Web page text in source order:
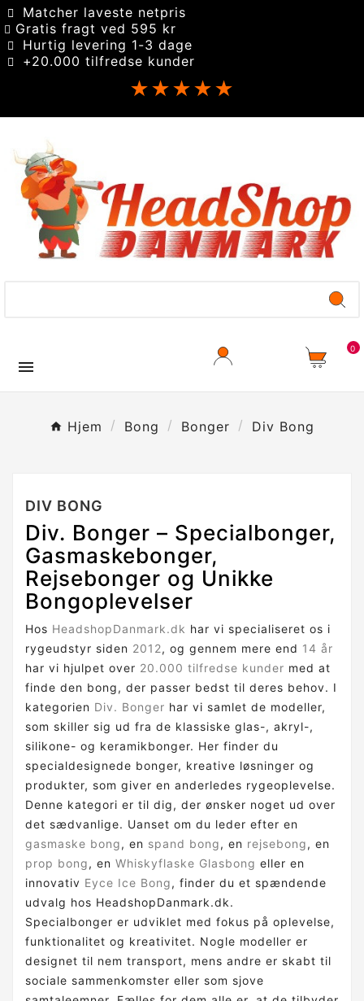
Matcher laveste netpris
Gratis fragt ved 595 kr
Hurtig levering 1-3 dage
+20.000 tilfredse kunder
★★★★★

0
Hjem Bong Bonger Div Bong
DIV BONG
Div. Bonger – Specialbonger,
Gasmaskebonger,
Rejsebonger og Unikke
Bongoplevelser
Hos HeadshopDanmark.dk har vi specialiseret os i
rygeudstyr siden 2012, og gennem mere end 14 år
har vi hjulpet over 20.000 tilfredse kunder med at
finde den bong, der passer bedst til deres behov. I
kategorien Div. Bonger har vi samlet de modeller,
som skiller sig ud fra de klassiske glas-, akryl-,
silikone- og keramikbonger. Her finder du
specialdesignede bonger, kreative løsninger og
produkter, som giver en anderledes rygeoplevelse.
Denne kategori er til dig, der ønsker noget ud over
det sædvanlige. Uanset om du leder efter en
gasmaske bong, en spand bong, en rejsebong, en
prop bong, en Whiskyflaske Glasbong eller en
innovativ Eyce Ice Bong, finder du et spændende
udvalg hos HeadshopDanmark.dk.
Specialbonger er udviklet med fokus på oplevelse,
funktionalitet og kreativitet. Nogle modeller er
designet til nem transport, mens andre er skabt til
sociale sammenkomster eller som sjove